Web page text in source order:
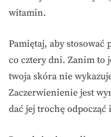
witamin.
Pamiętaj, aby
co cztery dni. Zanim to
twoja skóra nie
Zaczerwienienie jest
dać jej trochę odpocząć